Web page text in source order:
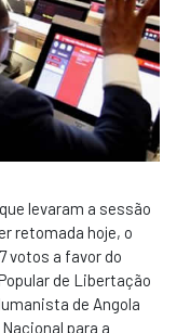
levaram a sessão
retomada hoje, o
votos a favor do
de Libertação
de Angola
para a